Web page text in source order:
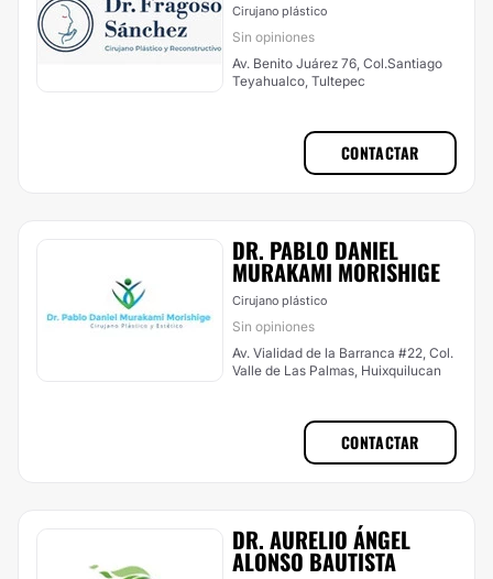
Cirujano plástico
Sin opiniones
Av. Benito Juárez 76, Col.Santiago
Teyahualco, Tultepec
CONTACTAR
DR. PABLO DANIEL
MURAKAMI MORISHIGE
Cirujano plástico
Sin opiniones
Av. Vialidad de la Barranca #22, Col.
Valle de Las Palmas, Huixquilucan
CONTACTAR
DR. AURELIO ÁNGEL
ALONSO BAUTISTA